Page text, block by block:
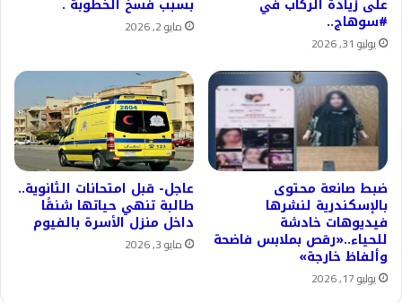
#سوهاج..
يوليو 31, 2026
مايو 2, 2026
ضبط صانعة محتوى
بالإسكندرية لنشرها
فيديوهات خادشة
للحياء..«رقص بملابس فاضحة
وألفاظ خارجة»
يوليو 17, 2026
عاجل- قبل امتحانات الثانوية..
طالبة تنهي حياتها شنقًا
داخل منزل الأسرة بالفيوم
مايو 3, 2026